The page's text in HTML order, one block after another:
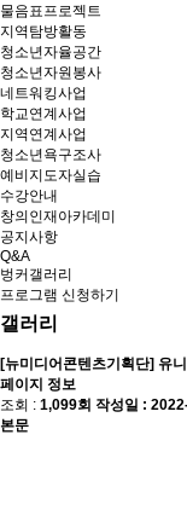
물음표프로젝트
지역탐방활동
청소년자율공간
청소년자원봉사
네트워킹사업
학교연계사업
지역연계사업
청소년욕구조사
예비지도자실습
수강안내
창의인재아카데미
공지사항
Q&A
벙커갤러리
프로그램 신청하기
갤러리
[뉴미디어콘텐츠기획단] 유
페이지 정보
조회 : 1,099회 작성일 :
본문